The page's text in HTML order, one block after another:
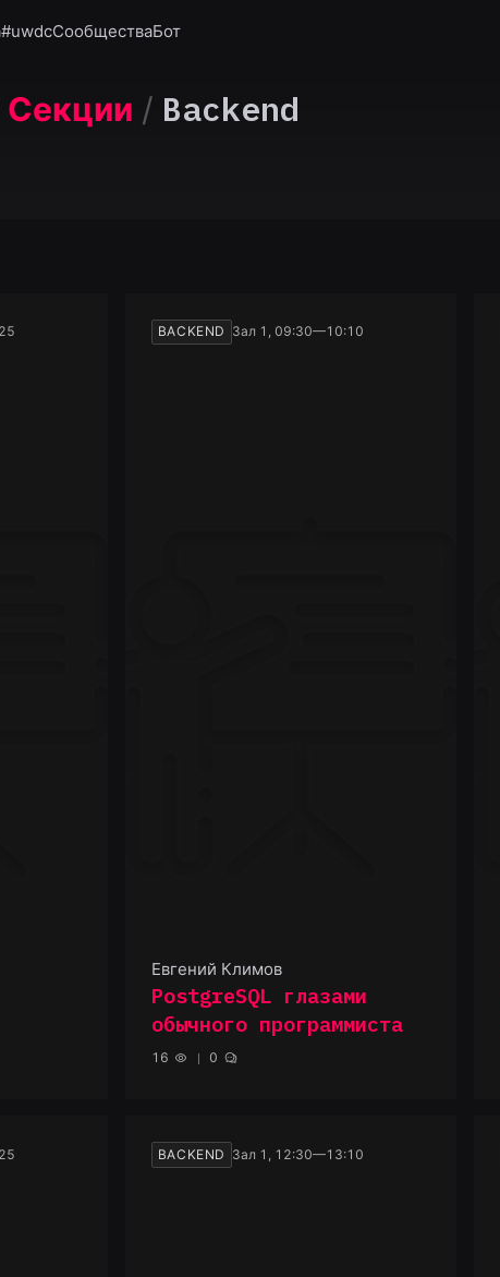
#uwdcСообществаБот
Секции / Backend
BACKEND Зал 1, 09:30—10:10
Евгений Климов
PostgreSQL глазами
обычного программиста
16 0
BACKEND Зал 1, 12:30—13:10